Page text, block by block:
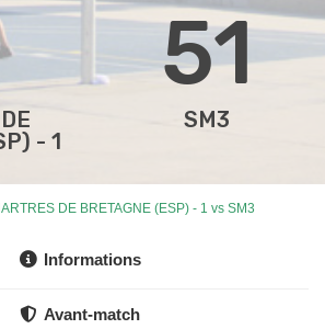
51
- 1
SM3
DE BRETAGNE (ESP) - 1 vs SM3
Informations
Avant-match